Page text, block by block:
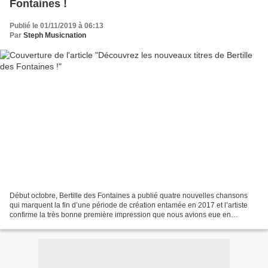
Fontaines !
Publié le 01/11/2019 à 06:13
Par Steph Musicnation
Début octobre, Bertille des Fontaines a publié quatre nouvelles chansons
qui marquent la fin d’une période de création entamée en 2017 et l’artiste
confirme la très bonne première impression que nous avions eue en